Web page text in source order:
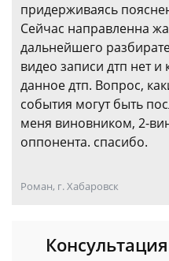
придерживаясь
Сейчас направленна
дальнейшего
видео записи дтп нет
данное дтп. Вопрос,
события могут быть
меня виновником, 2-
оппонента. спасибо.
Роман, г. Хабаровск